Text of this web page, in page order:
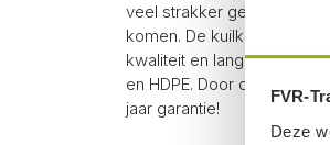
FVR-
Deze
veel strakker geweven
komen. De kuilkleden bij
kwaliteit en lange
en HDPE. Door onze hoge
jaar garantie!